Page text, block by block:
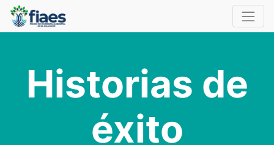
Historias de
éxito